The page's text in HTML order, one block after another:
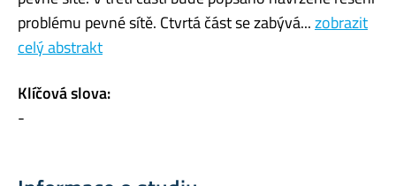
problému pevné sítě. Ctvrtá část se zabývá...zobrazit
celý abstrakt
Klíčová slova:
-